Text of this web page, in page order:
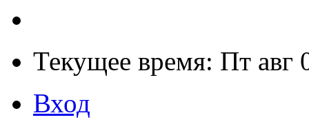
Текущее время: Пт авг
Вход